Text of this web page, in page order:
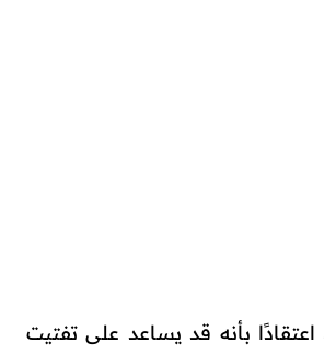
بأنه قد يساعد على تفتيت